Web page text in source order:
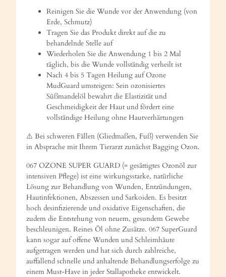
Reinigen Sie die Wunde vor der Anwendung (von
Erde, Schmutz)
Tragen Sie das Produkt direkt auf die zu
behandelnde Stelle auf
Wiederholen Sie die Anwendung 1 bis 2 Mal
täglich, bis die Wunde vollständig verheilt ist
Nach 4 bis 5 Tagen Heilung auf Ozone
MudGuard umsteigen: Sein ozonisiertes
Süßmandelöl bewahrt die Elastizität und
Geschmeidigkeit der Haut und fördert eine
vollständige Heilung ohne Hautverhärtungen
⚠️ Bei schweren Fällen (Gliedmaßen, Fuß) verwenden Sie
in Absprache mit Ihrem Tierarzt zunächst Bagging Ozon.
067 OZONE SUPER GUARD (= gesättigtes Ozonöl zur
intensiven Pflege) ist eine wirkungsstarke, natürliche
Lösung zur Behandlung von Wunden, Entzündungen,
Hautinfektionen, Abszessen und Sarkoiden. Es besitzt
hoch desinfizierende und oxidative Eigenschaften, die
zudem die Entstehung von neuem, gesundem Gewebe
beschleunigen. Reines Öl ohne Zusätze. 067 SuperGuard
kann sogar auf offene Wunden und Schleimhäute
aufgetragen werden und hat sich durch zahlreiche,
auffallend schnelle und anhaltende Behandlungserfolge zu
einem Must-Have in jeder Stallapotheke entwickelt.